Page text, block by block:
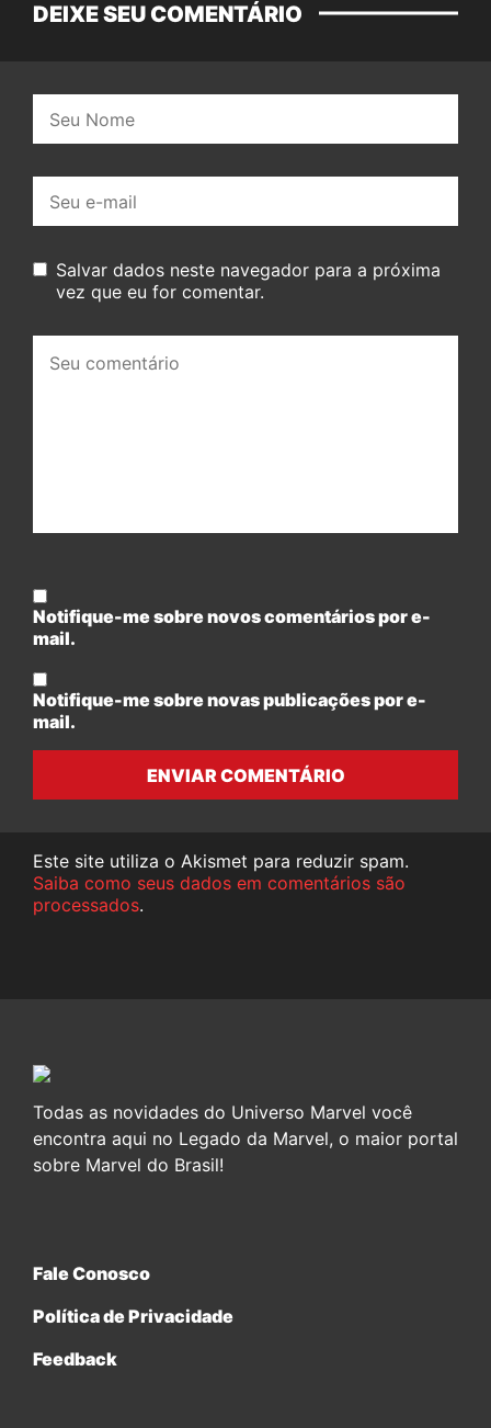
DEIXE SEU COMENTÁRIO
mail:
Salvar dados neste navegador para a próxima
vez que eu for comentar.
comentário:
Notifique-me sobre novos comentários por e-
mail.
Notifique-me sobre novas publicações por e-
mail.
ENVIAR COMENTÁRIO
Este site utiliza o Akismet para reduzir spam.
Saiba como seus dados em comentários são
processados.
Todas as novidades do Universo Marvel você
encontra aqui no Legado da Marvel, o maior portal
sobre Marvel do Brasil!
Fale Conosco
Política de Privacidade
Feedback